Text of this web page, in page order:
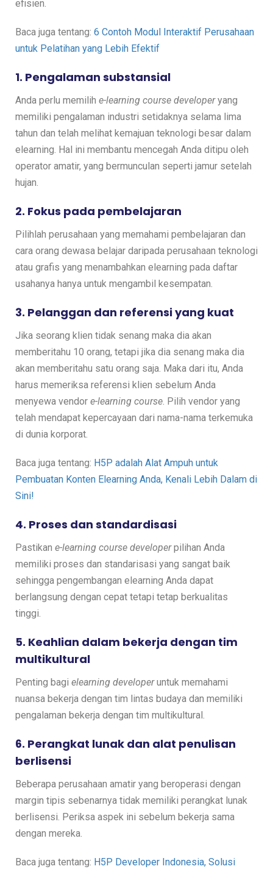
efisien.
Baca juga tentang: 6 Contoh Modul Interaktif Perusahaan
untuk Pelatihan yang Lebih Efektif
1. Pengalaman substansial
Anda perlu memilih e-learning course developeryang
memiliki pengalaman industri setidaknya selama lima
tahun dan telah melihat kemajuan teknologi besar dalam
elearning. Hal ini membantu mencegah Anda ditipu oleh
operator amatir, yang bermunculan seperti jamur setelah
hujan.
2. Fokus pada pembelajaran
Pilihlah perusahaan yang memahami pembelajaran dan
cara orang dewasa belajar daripada perusahaan teknologi
atau grafis yang menambahkan elearning pada daftar
usahanya hanya untuk mengambil kesempatan.
3. Pelanggan dan referensi yang kuat
Jika seorang klien tidak senang maka dia akan
memberitahu 10 orang, tetapi jika dia senang maka dia
akan memberitahu satu orang saja. Maka dari itu, Anda
harus memeriksa referensi klien sebelum Anda
menyewa vendor e-learning course. Pilih vendor yang
telah mendapat kepercayaan dari nama-nama terkemuka
di dunia korporat.
Baca juga tentang: H5P adalah Alat Ampuh untuk
Pembuatan Konten Elearning Anda, Kenali Lebih Dalam di
Sini!
4. Proses dan standardisasi
Pastikan e-learning course developerpilihan Anda
memiliki proses dan standarisasi yang sangat baik
sehingga pengembangan elearning Anda dapat
berlangsung dengan cepat tetapi tetap berkualitas
tinggi.
5. Keahlian dalam bekerja dengan tim
multikultural
Penting bagi elearning developeruntuk memahami
nuansa bekerja dengan tim lintas budaya dan memiliki
pengalaman bekerja dengan tim multikultural.
6. Perangkat lunak dan alat penulisan
berlisensi
Beberapa perusahaan amatir yang beroperasi dengan
margin tipis sebenarnya tidak memiliki perangkat lunak
berlisensi. Periksa aspek ini sebelum bekerja sama
dengan mereka.
Baca juga tentang: H5P Developer Indonesia, Solusi